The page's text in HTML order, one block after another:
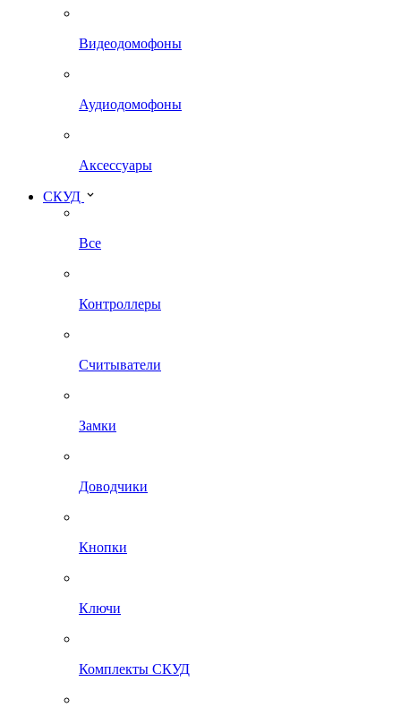
Видеодомофоны
Аудиодомофоны
Аксессуары
СКУД
Все
Контроллеры
Считыватели
Замки
Доводчики
Кнопки
Ключи
Комплекты СКУД